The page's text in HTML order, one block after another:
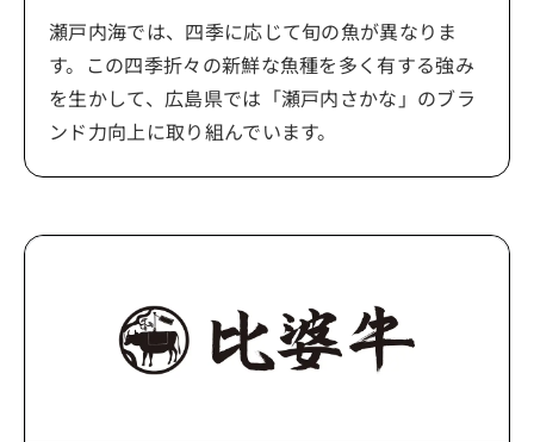
瀬戸内海では、四季に応じて旬の魚が異なりま
す。この四季折々の新鮮な魚種を多く有する強み
を生かして、広島県では「瀬戸内さかな」のブラ
ンド力向上に取り組んでいます。